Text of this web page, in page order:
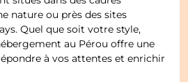
nature ou près des sites
Quel que soit votre style,
au Pérou offre une
à vos attentes et enrichir